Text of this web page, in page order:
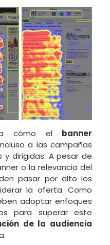
cómo el banner
a las campañas
y dirigidas. A pesar de
o la relevancia del
pasar por alto los
la oferta. Como
adoptar enfoques
para superar este
de la audiencia